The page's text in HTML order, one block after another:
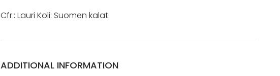
Cfr.: Lauri Koli: Suomen kalat.
ADDITIONAL INFORMATION